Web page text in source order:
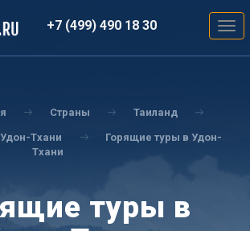
+7 (499) 490 18 30
Страны Таиланд
Удон-Тхани
Горящие туры в Удон-
Тхани
туры в